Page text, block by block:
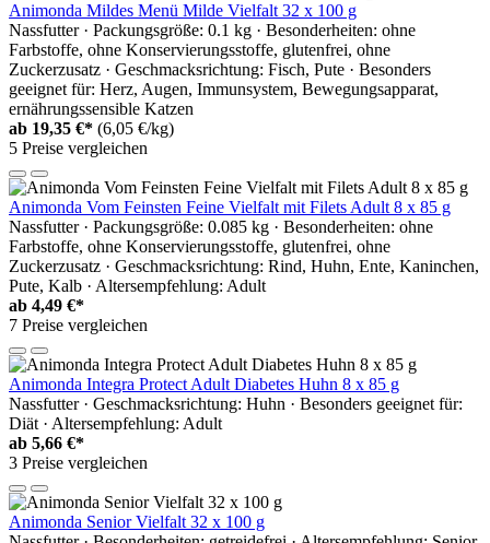
Animonda Mildes Menü Milde Vielfalt 32 x 100 g
Nassfutter · Packungsgröße: 0.1 kg · Besonderheiten: ohne
Farbstoffe, ohne Konservierungsstoffe, glutenfrei, ohne
Zuckerzusatz · Geschmacksrichtung: Fisch, Pute · Besonders
geeignet für: Herz, Augen, Immunsystem, Bewegungsapparat,
ernährungssensible Katzen
ab 19,35 €* (6,05 €/kg)
5 Preise vergleichen
Animonda Vom Feinsten Feine Vielfalt mit Filets Adult 8 x 85 g
Nassfutter · Packungsgröße: 0.085 kg · Besonderheiten: ohne
Farbstoffe, ohne Konservierungsstoffe, glutenfrei, ohne
Zuckerzusatz · Geschmacksrichtung: Rind, Huhn, Ente, Kaninchen,
Pute, Kalb · Altersempfehlung: Adult
ab 4,49 €*
7 Preise vergleichen
Animonda Integra Protect Adult Diabetes Huhn 8 x 85 g
Nassfutter · Geschmacksrichtung: Huhn · Besonders geeignet für:
Diät · Altersempfehlung: Adult
ab 5,66 €*
3 Preise vergleichen
Animonda Senior Vielfalt 32 x 100 g